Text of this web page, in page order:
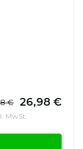
€ 26,98 €
MwSt.